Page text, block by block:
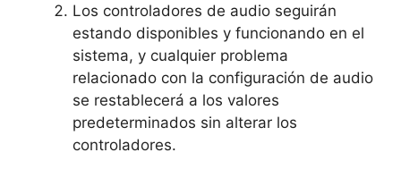
Los controladores de audio seguirán
estando disponibles y funcionando en el
sistema, y cualquier problema
relacionado con la configuración de audio
se restablecerá a los valores
predeterminados sin alterar los
controladores.